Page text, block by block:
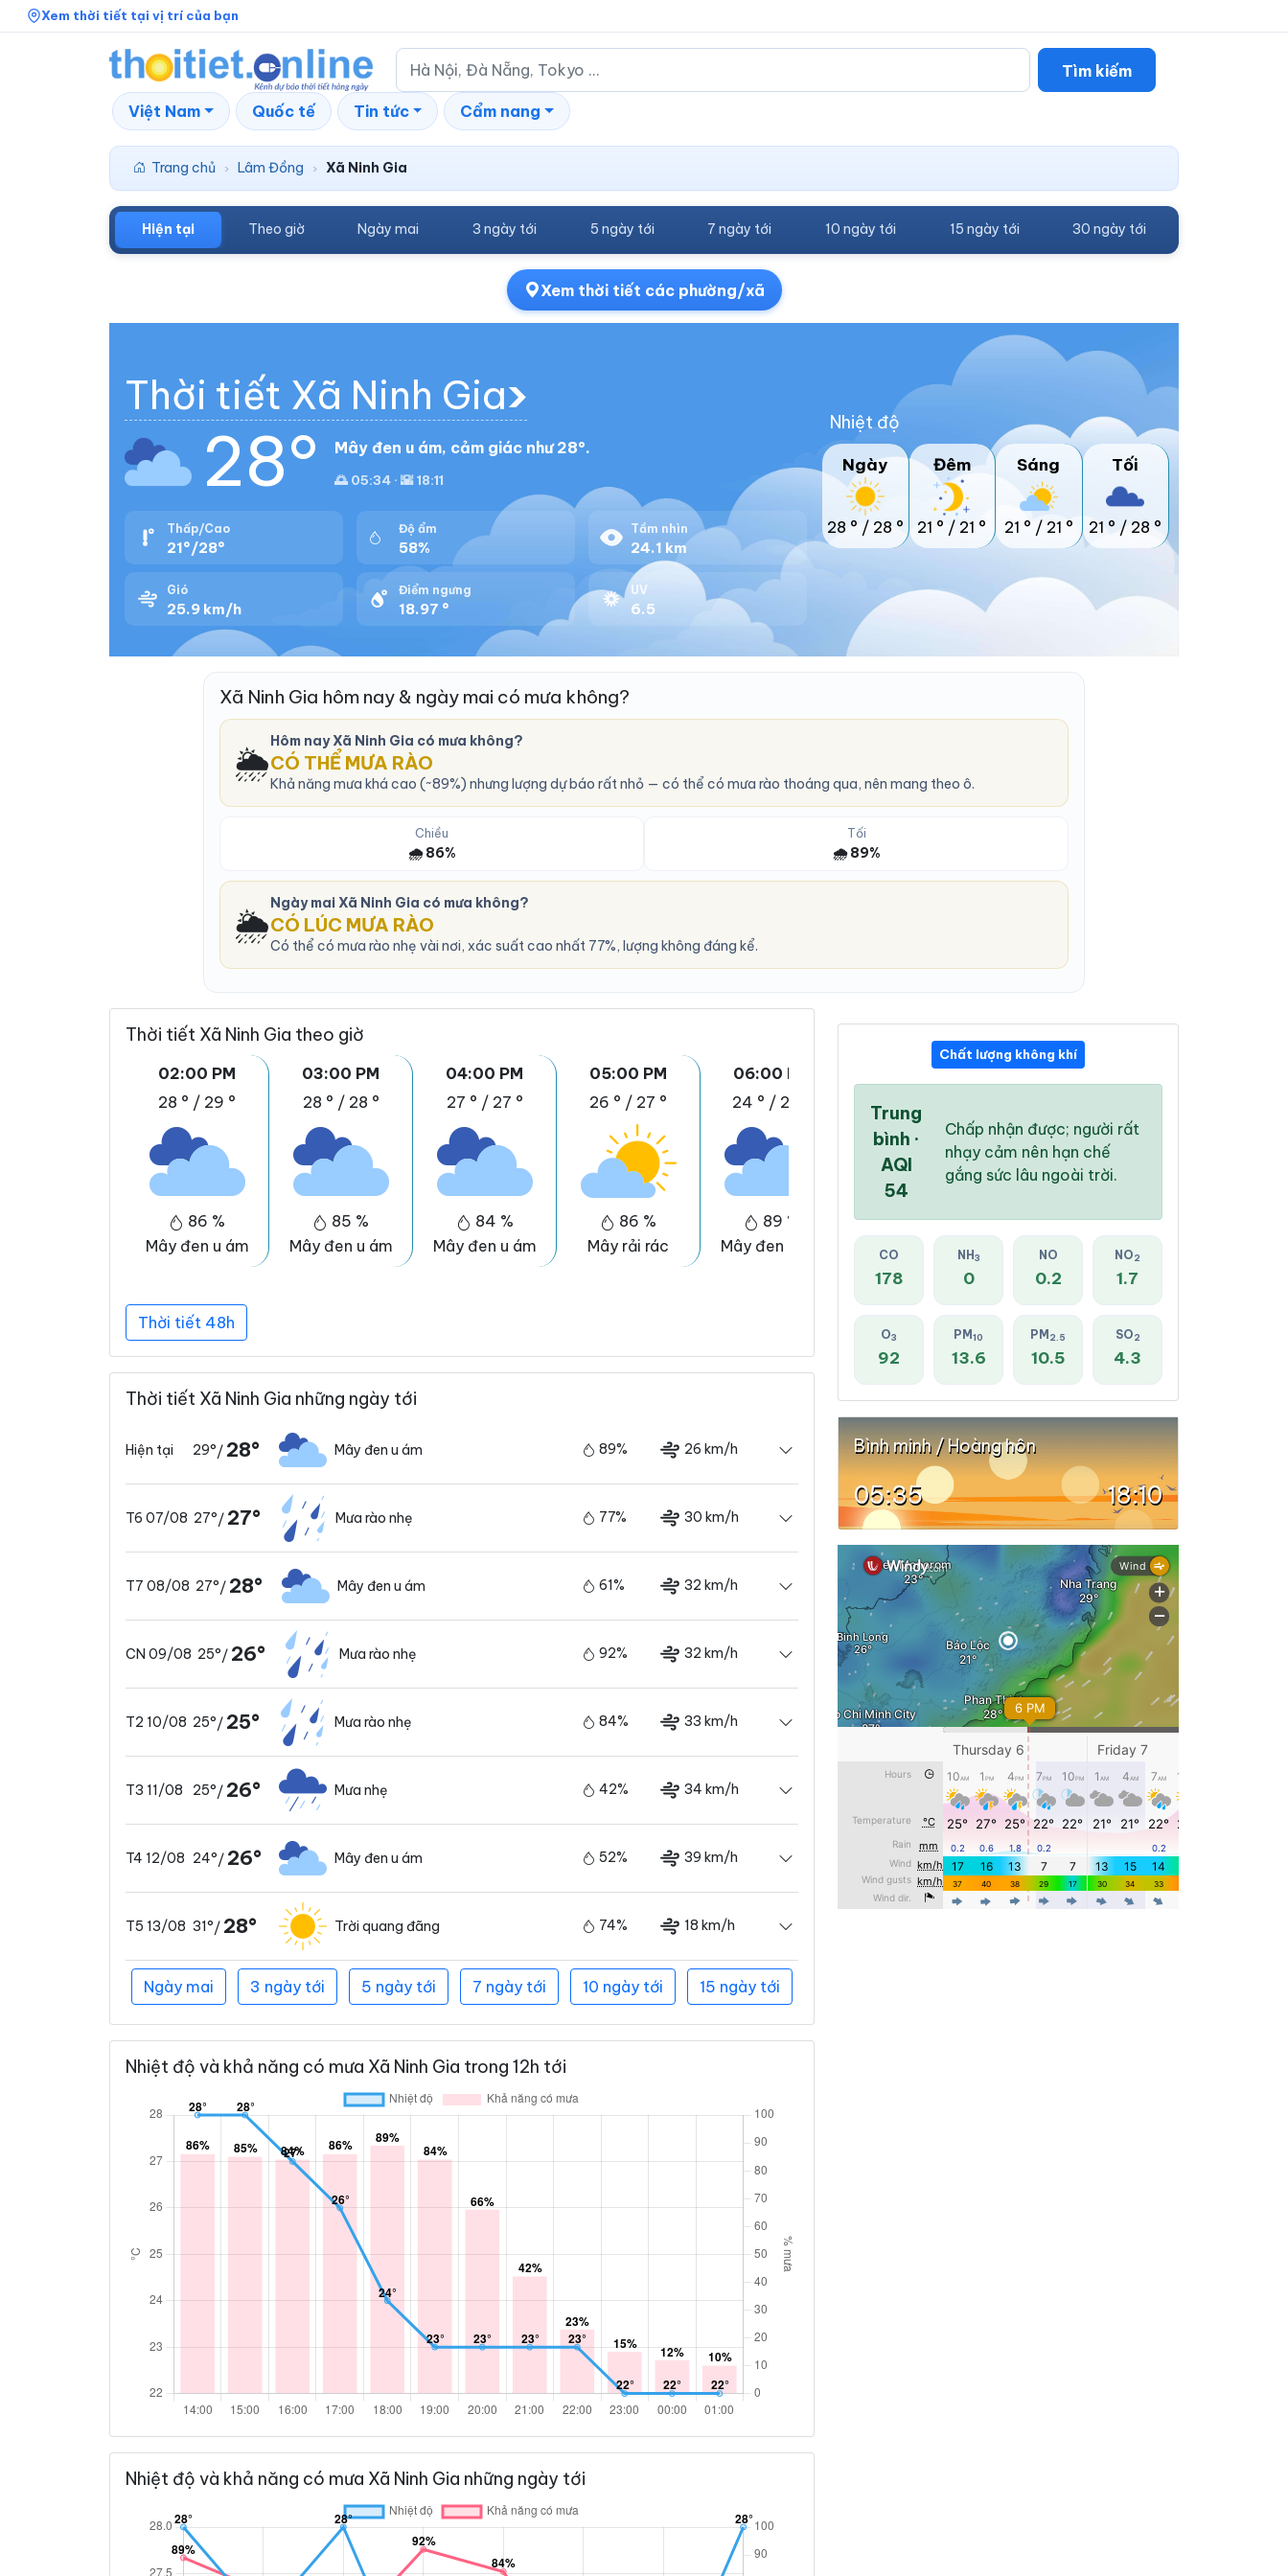
Xem thời tiết tại vị trí của bạn
Tìm kiếm
Việt Nam Quốc tế Tin tức Cẩm nang
Trang chủ › Lâm Đồng › Xã Ninh Gia
Hiện tại Theo giờ Ngày mai 3 ngày tới 5 ngày tới 7 ngày tới 10 ngày tới 15 ngày tới 30 ngày tới
Xem thời tiết các phường/xã
Thời tiết Xã Ninh Gia
28° Mây đen u ám, cảm giác như 28°.
🌅 05:34 · 🌇 18:11
Thấp/Cao
21°/28°
Độ ẩm
58%
Tầm nhìn
24.1 km
Gió
25.9 km/h
Điểm ngưng
18.97 °
UV
6.5
Nhiệt độ
Ngày
28 ° / 28 °
Đêm
21 ° / 21 °
Sáng
21 ° / 21 °
Tối
21 ° / 28 °
Xã Ninh Gia hôm nay & ngày mai có mưa không?
🌦️
Hôm nay Xã Ninh Gia có mưa không?
CÓ THỂ MƯA RÀO
Khả năng mưa khá cao (~89%) nhưng lượng dự báo rất nhỏ — có thể có mưa rào thoáng qua, nên mang theo ô.
Chiều
🌧️ 86%
Tối
🌧️ 89%
🌦️
Ngày mai Xã Ninh Gia có mưa không?
CÓ LÚC MƯA RÀO
Có thể có mưa rào nhẹ vài nơi, xác suất cao nhất 77%, lượng không đáng kể.
Thời tiết Xã Ninh Gia theo giờ
02:00 PM
28 ° / 29 °
86 %
Mây đen u ám
03:00 PM
28 ° / 28 °
85 %
Mây đen u ám
04:00 PM
27 ° / 27 °
84 %
Mây đen u ám
05:00 PM
26 ° / 27 °
86 %
Mây rải rác
06:00 PM
24 ° / 26 °
89 %
Mây đen u ám
07:00 PM
23 °
84 %
Mây đen u ám
08:00 PM
66 %
Mây đen u ám
Thời tiết 48h
Thời tiết Xã Ninh Gia những ngày tới
Hiện tại 29°/ 28° Mây đen u ám 89% 26 km/h
T6 07/08 27°/ 27° Mưa rào nhẹ 77% 30 km/h
T7 08/08 27°/ 28° Mây đen u ám 61% 32 km/h
CN 09/08 25°/ 26° Mưa rào nhẹ 92% 32 km/h
T2 10/08 25°/ 25° Mưa rào nhẹ 84% 33 km/h
T3 11/08 25°/ 26° Mưa nhẹ 42% 34 km/h
T4 12/08 24°/ 26° Mây đen u ám 52% 39 km/h
T5 13/08 31°/ 28° Trời quang đãng 74% 18 km/h
Ngày mai 3 ngày tới 5 ngày tới 7 ngày tới 10 ngày tới 15 ngày tới
Nhiệt độ và khả năng có mưa Xã Ninh Gia trong 12h tới
Nhiệt độ và khả năng có mưa Xã Ninh Gia những ngày tới
Chất lượng không khí
Trung
bình ·
AQI
54
Chấp nhận được; người rất
nhạy cảm nên hạn chế
gắng sức lâu ngoài trời.
CO
178
NH 3
0
NO
0.2
NO2
1.7
O3
92
PM 10
13.6
PM 2.5
10.5
SO2
4.3
Bình minh / Hoàng hôn
05:35 18:10